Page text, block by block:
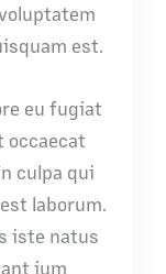
est.
eu fugiat
occaecat
culpa qui
laborum.
iste natus
ium